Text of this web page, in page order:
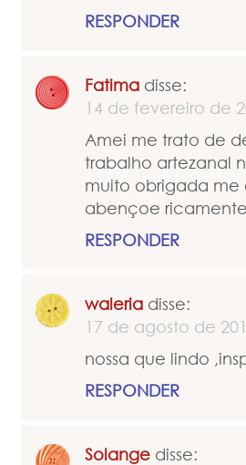
RESPONDER
Fatima disse:
14 de fevereiro de
Amei me trato de
trabalho artezanal
muito obrigada me
abençoe
RESPONDER
waleria disse:
17 de agosto de
nossa que lindo
RESPONDER
Solange disse: